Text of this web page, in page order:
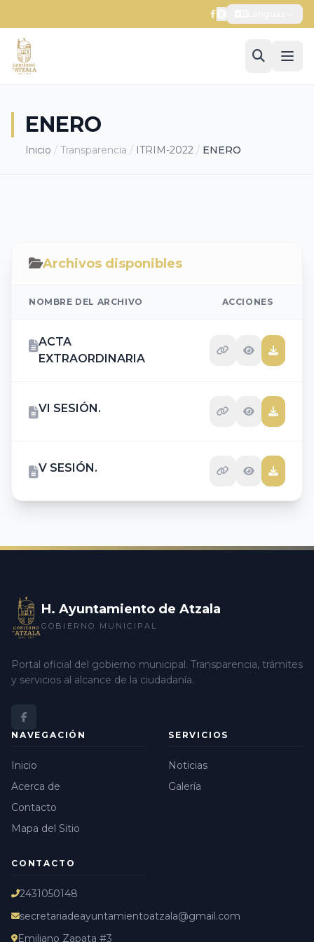
ENERO
Inicio / Transparencia / ITRIM-2022 / ENERO
Archivos disponibles
NOMBRE DEL ARCHIVO ACCIONES
ACTA
EXTRAORDINARIA
VI SESIÓN.
V SESIÓN.
H. Ayuntamiento de Atzala
GOBIERNO MUNICIPAL
Portal oficial del gobierno municipal. Transparencia, trámites
y servicios al alcance de la ciudadanía.
NAVEGACIÓN
Inicio
Acerca de
Contacto
Mapa del Sitio
SERVICIOS
Noticias
Galería
CONTACTO
2431050148
secretariadeayuntamientoatzala@gmail.com
Emiliano Zapata #3